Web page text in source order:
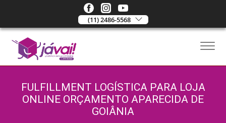
(11) 2486-5568
FULFILLMENT LOGÍSTICA PARA LOJA
ONLINE ORÇAMENTO APARECIDA DE
GOIÂNIA